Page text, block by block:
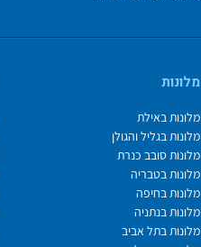
מלונות
מלונות באילת
מלונות בגליל והגולן
מלונות סובב כנרת
מלונות בטבריה
מלונות בחיפה
מלונות בנתניה
מלונות בתל אביב